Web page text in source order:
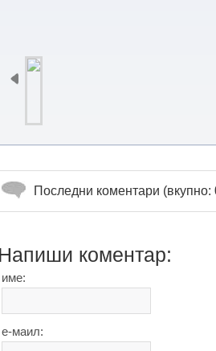
Последни коментари (вкупно:
Напиши коментар:
име:
е-маил: